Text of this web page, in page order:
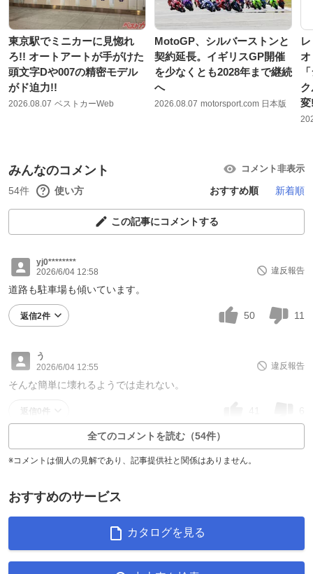
東京駅でミニカーに見惚れ
ろ!! オートアートが手がけた
頭文字Dや007の精密モデル
がド迫力!!
2026.08.07 ベストカーWeb
MotoGP、シルバーストンと
契約延長。イギリスGP開催
を少なくとも2028年まで継続
へ
2026.08.07 motorsport.com 日本版
みんなのコメント コメント非表示
54件 使い方 おすすめ順 新着順
この記事にコメントする
yj0********
2026/6/04 12:58
違反報告
道路も駐車場も傾いています。
返信2件 50 11
う
2026/6/04 12:55
違反報告
そんな簡単に壊れるようでは走れない。
返信0件
全てのコメントを読む（54件）
※コメントは個人の見解であり、記事提供社と関係はありません。
おすすめのサービス
カタログを見る